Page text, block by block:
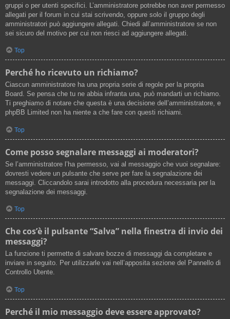
gruppi o per utenti specifici. L’amministratore potrebbe non aver permesso
allegati per il forum in cui stai scrivendo, oppure solo il gruppo degli
amministratori può aggiungere allegati. Chiedi all’amministratore se non
sei sicuro del motivo per cui non riesci ad aggiungere allegati.
Top
Perché ho ricevuto un richiamo?
Ciascun amministratore ha una propria serie di regole per la propria
Board. Se pensa che tu ne abbia infranta una, può mandarti un richiamo.
Ti preghiamo di notare che questa è una decisione dell’amministratore, e
phpBB Limited non ha niente a che fare con questi richiami.
Top
Come posso segnalare messaggi ai moderatori?
Se l’amministratore l’ha permesso, vai al messaggio che vuoi segnalare:
dovresti vedere un pulsante che serve per fare la segnalazione dei
messaggi. Cliccandolo sarai introdotto alla procedura necessaria per la
segnalazione dei messaggi.
Top
Che cos’è il pulsante “Salva” nella finestra di invio dei
messaggi?
La funzione ti permette di salvare bozze di messaggi da completare e
inviare in seguito. Per utilizzarle vai nell’apposita sezione del Pannello di
Controllo Utente.
Top
Perché il mio messaggio deve essere approvato?